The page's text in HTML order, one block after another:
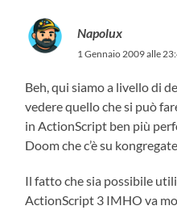
Napolux
1 Gennaio 2009 alle
Beh, qui siamo a livello di
vedere quello che si può
in ActionScript ben più
Doom che c’è su kongregate.
Il fatto che sia possibile
ActionScript 3 IMHO va